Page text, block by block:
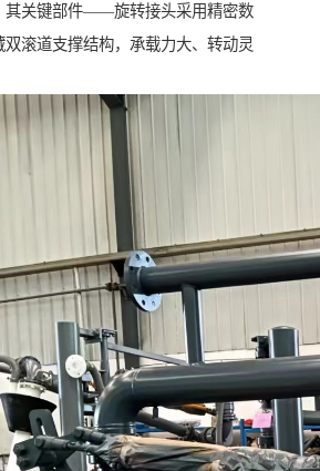
其关键部件——旋转接头采用精密数
滚道支撑结构，承载力大、转动灵